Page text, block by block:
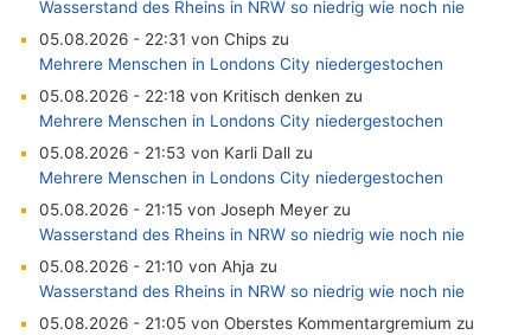
Wasserstand des Rheins in NRW so niedrig wie noch nie
05.08.2026 - 22:31 von Chips zu
Mehrere Menschen in Londons City niedergestochen
05.08.2026 - 22:18 von Kritisch denken zu
Mehrere Menschen in Londons City niedergestochen
05.08.2026 - 21:53 von Karli Dall zu
Mehrere Menschen in Londons City niedergestochen
05.08.2026 - 21:15 von Joseph Meyer zu
Wasserstand des Rheins in NRW so niedrig wie noch nie
05.08.2026 - 21:10 von Ahja zu
Wasserstand des Rheins in NRW so niedrig wie noch nie
05.08.2026 - 21:05 von Oberstes Kommentargremium zu